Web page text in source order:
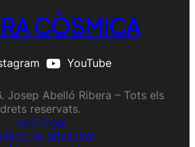
CÒSMICA
YouTube
Josep Abelló Ribera – Tots els
drets reservats.
Avís legal
de privacitat